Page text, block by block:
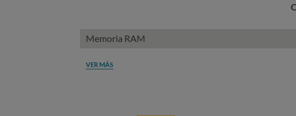
Memoria RAM
VER MÁS